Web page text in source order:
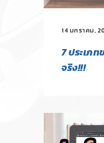
14 มกราคม,
7 ประเภ
จริง!!!